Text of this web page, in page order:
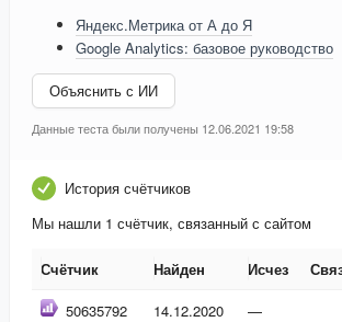
Яндекс.Метрика от А до Я
Google Analytics: базовое руководство
Объяснить с ИИ
Данные теста были получены 12.06.2021 19:58
История счётчиков
Мы нашли 1 счётчик, связанный с сайтом
Счётчик Найден Исчез
Счётчик50635792 14.12.2020 —